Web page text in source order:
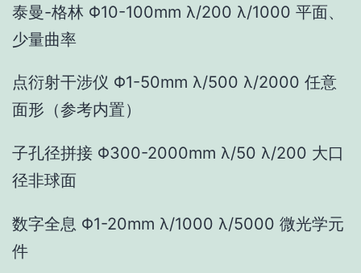
泰曼-格林 Φ10-100mm λ/200 λ/1000 平面、
少量曲率
点衍射干涉仪 Φ1-50mm λ/500 λ/2000 任意
面形（参考内置）
子孔径拼接 Φ300-2000mm λ/50 λ/200 大口
径非球面
数字全息 Φ1-20mm λ/1000 λ/5000 微光学元
件